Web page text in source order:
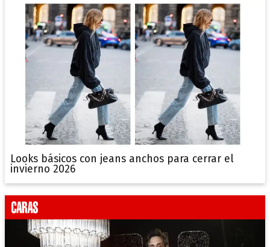
Looks básicos con jeans anchos para cerrar el
invierno 2026